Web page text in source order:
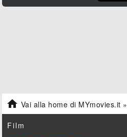
 Vai alla home di MYmovies.it »
Film